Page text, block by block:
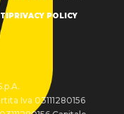
PRIVACY POLICY
Iva 03111280156